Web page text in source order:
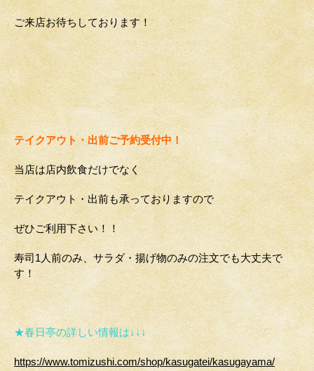
ご来店お待ちしております！
テイクアウト・出前ご予約受付中！
当店は店内飲食だけでなく
テイクアウト・出前も承っておりますので
ぜひご利用下さい！！
寿司1人前のみ、サラダ・揚げ物のみの注文でも大丈夫で
す！
★春日亭の詳しい情報は↓↓↓
https://www.tomizushi.com/shop/kasugatei/kasugayama/